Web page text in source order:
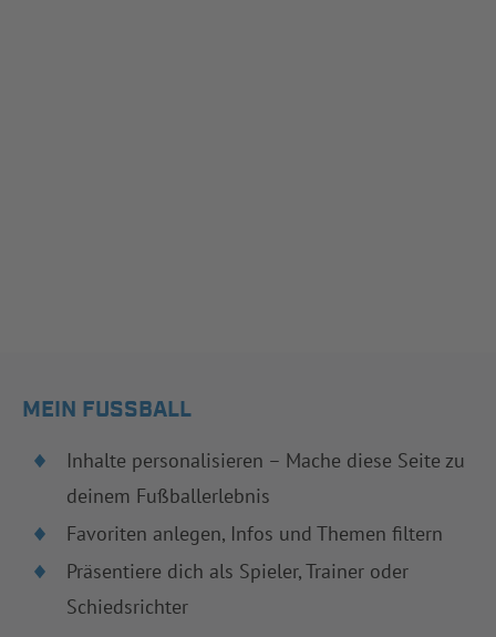
MEIN FUSSBALL
Inhalte personalisieren – Mache diese Seite zu
deinem Fußballerlebnis
Favoriten anlegen, Infos und Themen filtern
Präsentiere dich als Spieler, Trainer oder
Schiedsrichter